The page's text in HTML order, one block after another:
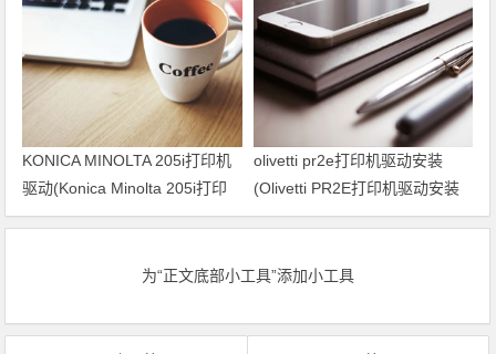
KONICA MINOLTA 205i打印机
驱动(Konica Minolta 205i打印
机驱动下载指南)
olivetti pr2e打印机驱动安装
(Olivetti PR2E打印机驱动安装
步骤)
为“正文底部小工具”添加小工具